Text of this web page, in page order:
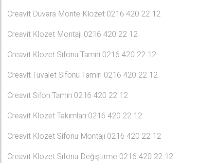
Creavit Duvara Monte Klozet 0216 420 22 12
Creavit Klozet Montajı 0216 420 22 12
Creavit Klozet Sifonu Tamiri 0216 420 22 12
Creavit Tuvalet Sifonu Tamiri 0216 420 22 12
Creavit Sifon Tamiri 0216 420 22 12
Creavit Klozet Takımları 0216 420 22 12
Creavit Klozet Sifonu Montajı 0216 420 22 12
Creavit Klozet Sifonu Değiştirme 0216 420 22 12